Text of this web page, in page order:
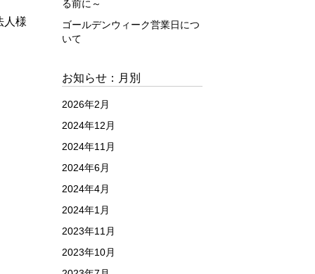
人様
る前に～
ゴールデンウィーク営業日につ
いて
お知らせ：月別
2026年2月
2024年12月
2024年11月
2024年6月
2024年4月
2024年1月
2023年11月
2023年10月